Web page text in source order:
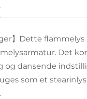
】Dette
Det
dansende
som et